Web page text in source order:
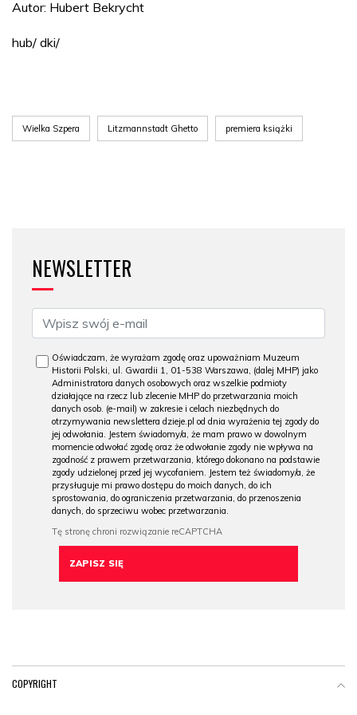
Autor: Hubert Bekrycht
hub/ dki/
Wielka Szpera Litzmannstadt Ghetto premiera książki
NEWSLETTER
Oświadczam, że wyrażam zgodę oraz upoważniam Muzeum
Historii Polski, ul. Gwardii 1, 01-538 Warszawa, (dalej MHP) jako
Administratora danych osobowych oraz wszelkie podmioty
działające na rzecz lub zlecenie MHP do przetwarzania moich
danych osob. (e-mail) w zakresie i celach niezbędnych do
otrzymywania newslettera dzieje.pl od dnia wyrażenia tej zgody do
jej odwołania. Jestem świadomy/a, że mam prawo w dowolnym
momencie odwołać zgodę oraz że odwołanie zgody nie wpływa na
zgodność z prawem przetwarzania, którego dokonano na podstawie
zgody udzielonej przed jej wycofaniem. Jestem też świadomy/a, że
przysługuje mi prawo dostępu do moich danych, do ich
sprostowania, do ograniczenia przetwarzania, do przenoszenia
danych, do sprzeciwu wobec przetwarzania.
COPYRIGHT